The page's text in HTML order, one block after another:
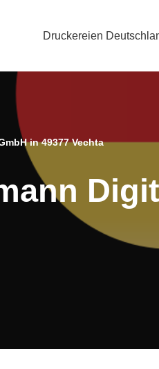
Druckereien
in 49377 Vechta